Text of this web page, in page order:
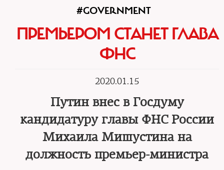
#GOVERNMENT
ПРЕМЬЕРОМ СТАНЕТ ГЛАВА
ФНС
2020.01.15
Путин внес в Госдуму
кандидатуру главы ФНС России
Михаила Мишустина на
должность премьер-министра